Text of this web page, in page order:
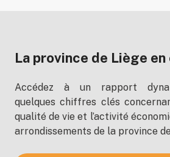
La province de Liège
Accédez à un rapport
quelques chiffres clés
qualité de vie et l’activité
arrondissements de la province